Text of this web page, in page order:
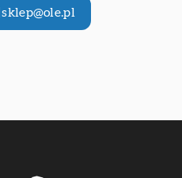
sklep@ole.pl